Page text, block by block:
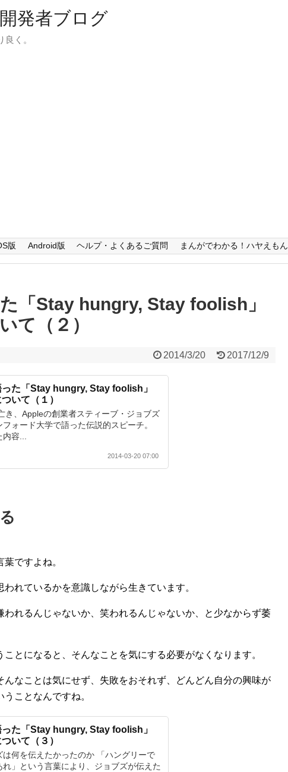
発者ブログ
く。
版 Android版 ヘルプ・よくあるご質問 まんがでわかる！ハヤえもん
「Stay hungry, Stay foolish」
て（２）
2014/3/20 2017/12/9
った「Stay hungry, Stay foolish」
いて（１）
き、Appleの創業者スティーブ・ジョブズ
ォード大学で語った伝説的スピーチ。
内容...
2014-03-20 07:00
ですよね。
れているかを意識しながら生きています。
われるんじゃないか、笑われるんじゃないか、と少なからず萎
とになると、そんなことを気にする必要がなくなります。
んなことは気にせず、失敗をおそれず、どんどん自分の興味が
ことなんですね。
った「Stay hungry, Stay foolish」
いて（３）
は何を伝えたかったのか 「ハングリーで
」という言葉により、ジョブズが伝えた